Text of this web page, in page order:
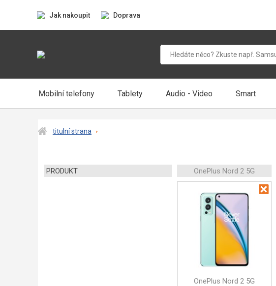
Jak nakoupit Doprava
Mobilní telefony Tablety Audio - Video Smart
titulní strana
PRODUKT OnePlus Nord 2 5G
OnePlus Nord 2 5G